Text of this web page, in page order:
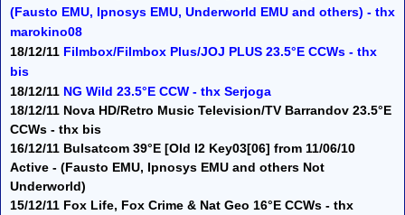
(Fausto EMU, Ipnosys EMU, Underworld EMU and others) - thx
marokino08
18/12/11 Filmbox/Filmbox Plus/JOJ PLUS 23.5°E CCWs - thx
bis
18/12/11 NG Wild 23.5°E CCW - thx Serjoga
18/12/11 Nova HD/Retro Music Television/TV Barrandov 23.5°E
CCWs - thx bis
16/12/11 Bulsatcom 39°E [Old I2 Key03[06] from 11/06/10
Active - (Fausto EMU, Ipnosys EMU and others Not
Underworld)
15/12/11 Fox Life, Fox Crime & Nat Geo 16°E CCWs - thx